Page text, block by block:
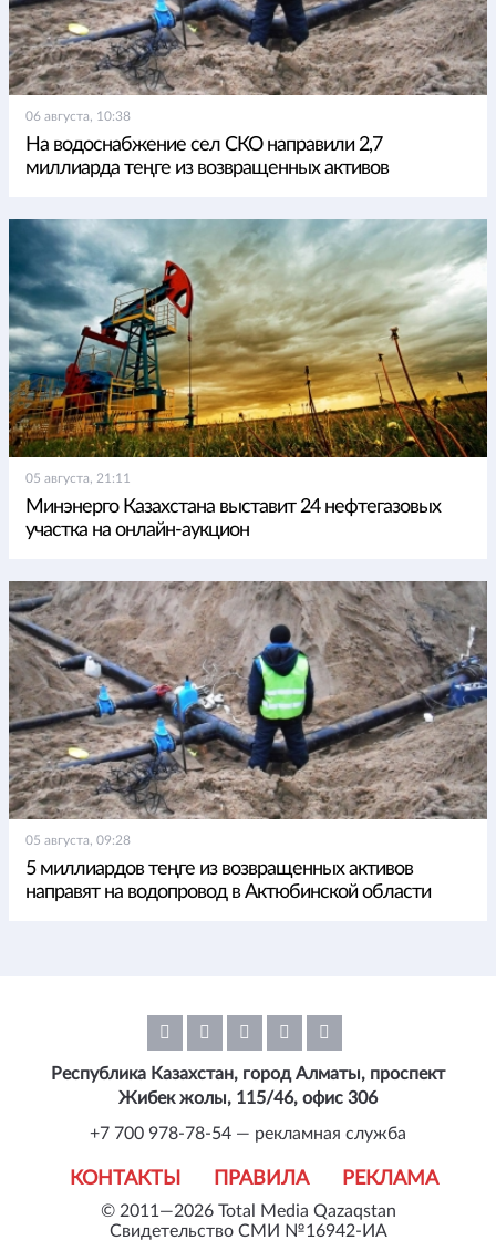
06 августа, 10:38
На водоснабжение сел СКО направили 2,7
миллиарда теңге из возвращенных активов
05 августа, 21:11
Минэнерго Казахстана выставит 24 нефтегазовых
участка на онлайн-аукцион
05 августа, 09:28
5 миллиардов теңге из возвращенных активов
направят на водопровод в Актюбинской области
© 2011—2026 Total Media Qazaqstan
Свидетельство СМИ №16942-ИА
КОНТАКТЫ ПРАВИЛА РЕКЛАМА
Республика Казахстан, город Алматы, проспект
Жибек жолы, 115/46, офис 306
+7 700 978-78-54 — рекламная служба